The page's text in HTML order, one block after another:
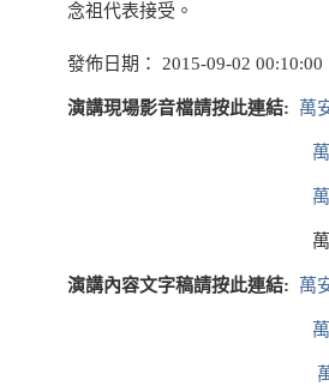
念祖代表接受。
發佈日期： 2015-09-02 00:10:00
演講現場影音檔請按此連結: 萬
萬安生命禮儀
演講內容文字稿請按此連結: 萬